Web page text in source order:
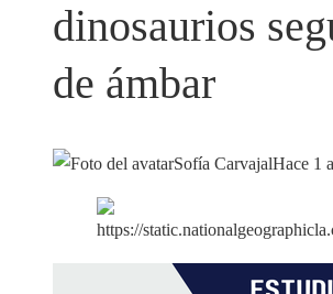
dinosaurios
de ámbar
Sofía CarvajalHace 1